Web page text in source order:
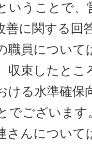
いうことで、
善に関する回
職員について
収束したとこ
ける水準確保
でございます
んについて